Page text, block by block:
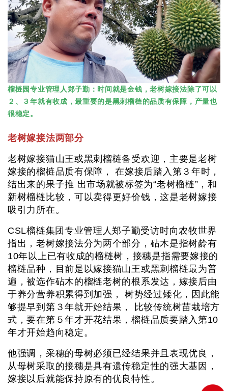
榴梿园专业管理人郑子勤：时间就是金钱，老树嫁接法除了可以
２、３年就有收成，最重要的是黑刺榴梿的品质有保障，产量也
很稳定。
老树嫁接法两部分
老树嫁接猫山王或黑刺榴梿备受欢迎，主要是老树
嫁接的榴梿品质有保障， 在嫁接后踏入第３年时，
结出来的果子推 出市场就被标签为“老树榴梿”，和
新树榴梿比较，可以卖得更好价钱，这是老树嫁接
吸引力所在。
CSL榴梿集团专业管理人郑子勤受访时向农牧世界
指出，老树嫁接法分为两个部分，砧木是指树龄有
10年以上已有收成的榴梿树，接穗是指需要嫁接的
榴梿品种，目前是以嫁接猫山王或黑刺榴梿最为普
遍，被选作砧木的榴梿老树的根系发达，嫁接后由
于养分营养积累得到加强， 树势经过矮化，因此能
够提早到第３年就开始结果， 比较传统树苗栽培方
式，要在第５年才开花结果，榴梿品质要踏入第10
年才开始趋向稳定。
他强调，采穗的母树必须已经结果并且表现优良，
从母树采取的接穗是具有遗传稳定性的强大基因，
嫁接以后就能保持原有的优良特性。